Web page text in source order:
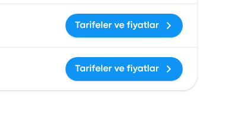
Tarifeler ve fiyatlar
Tarifeler ve fiyatlar